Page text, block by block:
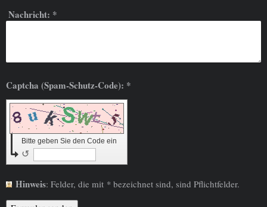
Nachricht: *
Captcha (Spam-Schutz-Code): *
Bitte geben Sie den Code ein
↺
Hinweis : Felder, die mit * bezeichnet sind, sind Pflichtfelder.